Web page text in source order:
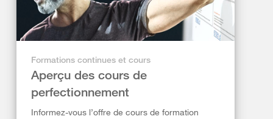
Formations continues et cours
Aperçu des cours de
perfectionnement
Informez-vous l’offre de cours de formation